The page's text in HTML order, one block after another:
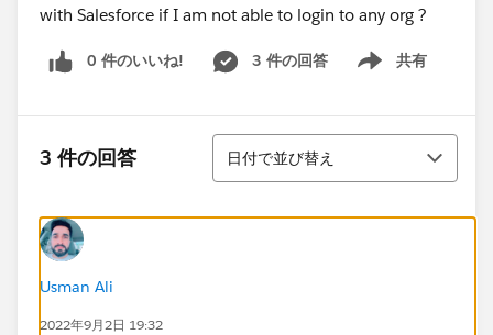
with Salesforce if I am not able to login to any org ?
0 件のいいね! 3 件の回答 共有
Show menu
3 件の回答
並び替え
日付で並び替え
Usman Ali
2022年9月2日 19:32